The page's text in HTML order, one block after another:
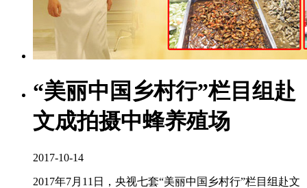
“美丽中国乡村行”栏目组赴
文成拍摄中蜂养殖场
2017-10-14
2017年7月11日，央视七套“美丽中国乡村行”栏目组赴文